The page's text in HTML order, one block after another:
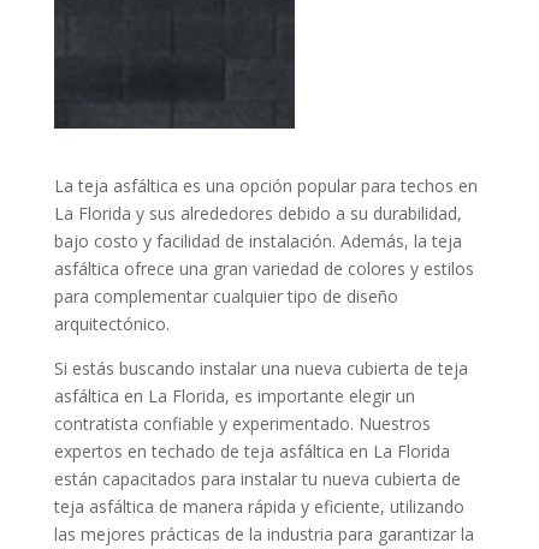
La teja asfáltica es una opción popular para techos en
La Florida y sus alrededores debido a su durabilidad,
bajo costo y facilidad de instalación. Además, la teja
asfáltica ofrece una gran variedad de colores y estilos
para complementar cualquier tipo de diseño
arquitectónico.
Si estás buscando instalar una nueva cubierta de teja
asfáltica en La Florida, es importante elegir un
contratista confiable y experimentado. Nuestros
expertos en techado de teja asfáltica en La Florida
están capacitados para instalar tu nueva cubierta de
teja asfáltica de manera rápida y eficiente, utilizando
las mejores prácticas de la industria para garantizar la